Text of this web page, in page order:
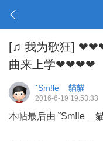
[♫ 我为歌狂]
曲来上学❤❤❤❤
ˇSm!le__貓貓
2016-6-19 19:53:33
本帖最后由 ˇSm!le__